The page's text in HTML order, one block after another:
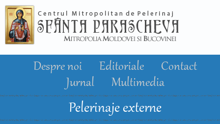
conţinutul
principal
Despre noi Editoriale
Contact
Jurnal
Multimedia
Pelerinaje externe